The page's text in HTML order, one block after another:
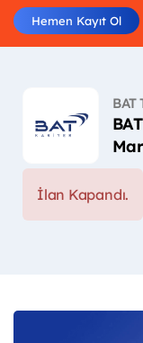
Hemen Kayıt Ol
BAT
İlan Kapandı.